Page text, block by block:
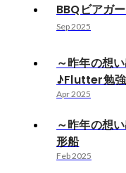
BBQビアガ
Sep 2025
～昨年の想
♪Flutter勉
Apr 2025
～昨年の想
形船
Feb 2025